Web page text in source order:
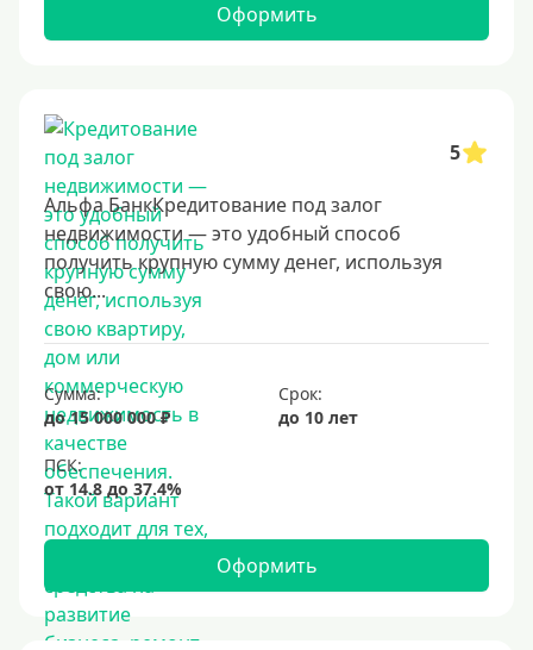
Оформить
5
Альфа БанкКредитование под залог
недвижимости — это удобный способ
получить крупную сумму денег, используя
свою...
Сумма:
до 15 000 000 ₽
Срок:
до 10 лет
Оформить